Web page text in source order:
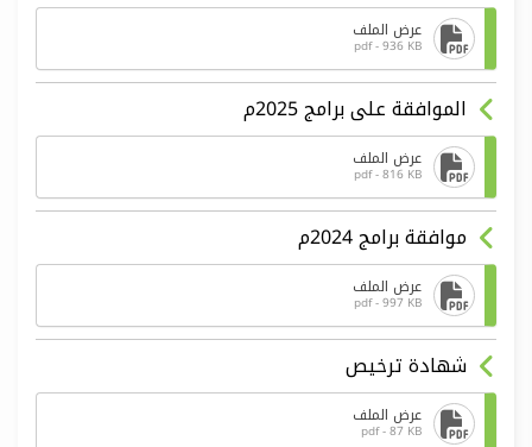
عرض الملف
pdf - 936 KB
الموافقة على برامج 2025م
عرض الملف
pdf - 816 KB
موافقة برامج 2024م
عرض الملف
pdf - 997 KB
شهادة ترخيص
عرض الملف
pdf - 87 KB